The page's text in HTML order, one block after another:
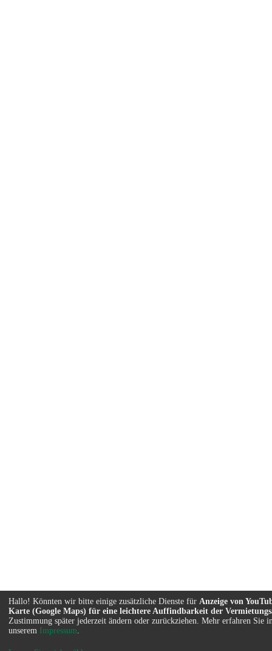
Hallo! Könnten wir bitte einige zusätzliche Dienste für Anzeige von
Karte (Google Maps) für eine leichtere Auffindbarkeit der
Zustimmung später jederzeit ändern oder zurückziehen. Mehr erfahren Sie
unserem Impressum